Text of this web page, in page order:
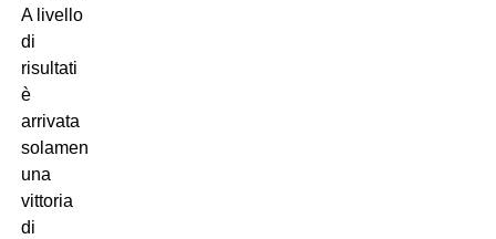
A livello
di
risultati
è
arrivata
solamente
una
vittoria
di